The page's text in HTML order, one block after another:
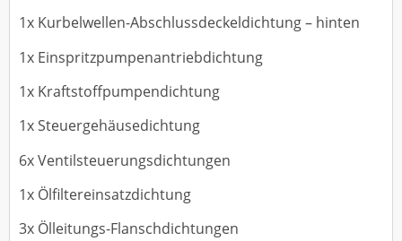
1x Kurbelwellen-Abschlussdeckeldichtung – hinten
1x Einspritzpumpenantriebdichtung
1x Kraftstoffpumpendichtung
1x Steuergehäusedichtung
6x Ventilsteuerungsdichtungen
1x Ölfiltereinsatzdichtung
3x Ölleitungs-Flanschdichtungen